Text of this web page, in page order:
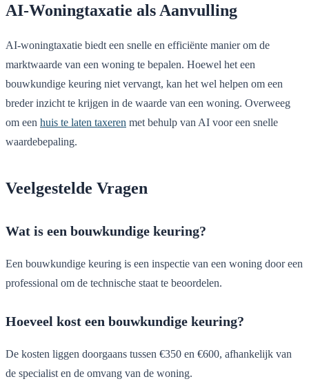
AI-Woningtaxatie als Aanvulling
AI-woningtaxatie biedt een snelle en efficiënte manier om de
marktwaarde van een woning te bepalen. Hoewel het een
bouwkundige keuring niet vervangt, kan het wel helpen om een
breder inzicht te krijgen in de waarde van een woning. Overweeg
om een huis te laten taxeren met behulp van AI voor een snelle
waardebepaling.
Veelgestelde Vragen
Wat is een bouwkundige keuring?
Een bouwkundige keuring is een inspectie van een woning door een
professional om de technische staat te beoordelen.
Hoeveel kost een bouwkundige keuring?
De kosten liggen doorgaans tussen €350 en €600, afhankelijk van
de specialist en de omvang van de woning.